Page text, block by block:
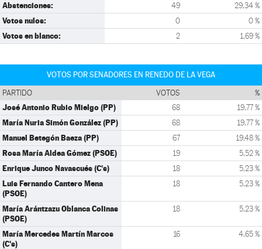
Abstenciones: 49 29,34 %
Votos nulos: 0 0 %
Votos en blanco: 2 1,69 %
VOTOS POR SENADORES EN RENEDO DE LA VEGA
PARTIDO VOTOS %
José Antonio Rubio Mielgo (PP) 68 19,77 %
María Nuria Simón González (PP) 68 19,77 %
Manuel Betegón Baeza (PP) 67 19,48 %
Rosa María Aldea Gómez (PSOE) 19 5,52 %
Enrique Junco Navascués (C's) 18 5,23 %
Luis Fernando Cantero Mena
(PSOE)
18 5,23 %
María Arántzazu Oblanca Colinas
(PSOE)
18 5,23 %
María Mercedes Martín Marcos
(C's)
16 4,65 %